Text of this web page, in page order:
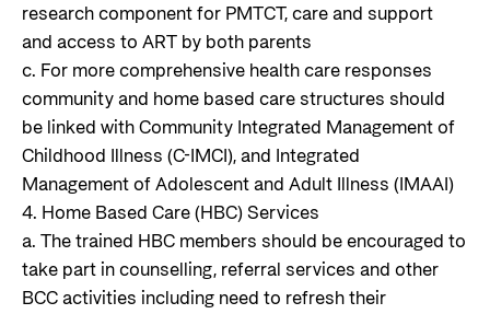
research component for PMTCT, care and support
and access to ART by both parents
c. For more comprehensive health care responses
community and home based care structures should
be linked with Community Integrated Management of
Childhood Illness (C-IMCI), and Integrated
Management of Adolescent and Adult Illness (IMAAI)
4. Home Based Care (HBC) Services
a. The trained HBC members should be encouraged to
take part in counselling, referral services and other
BCC activities including need to refresh their